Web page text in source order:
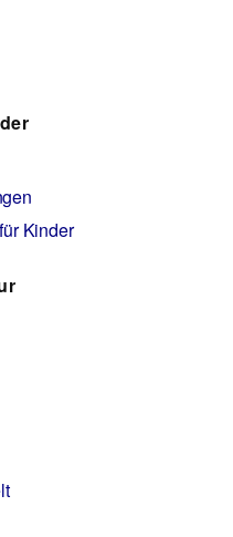
Kinder